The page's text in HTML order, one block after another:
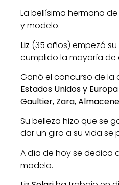
La bellísima hermana de
y modelo.
Liz (35 años) empezó
cumplido la mayoría de
Ganó el concurso de la
Estados Unidos y Europa
Gaultier, Zara,
Su belleza hizo que se
dar un giro a su vida se
A día de hoy se dedica
modelo.